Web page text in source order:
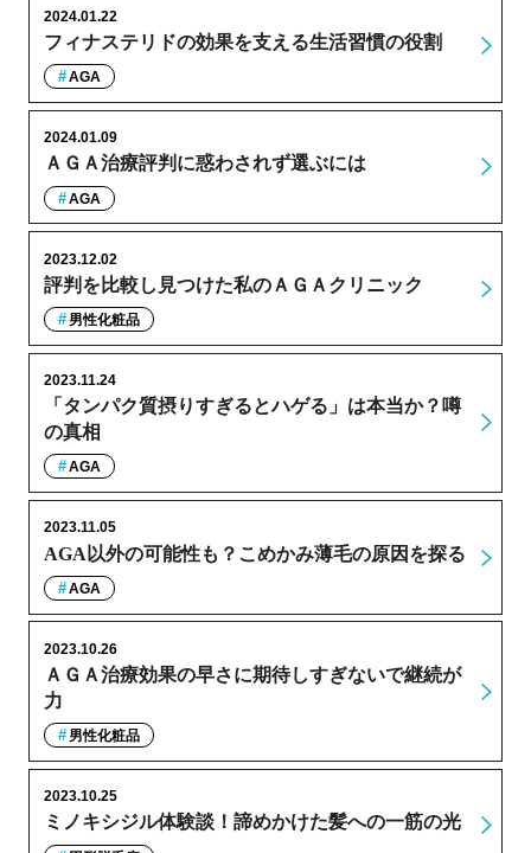
フィナステリドの効果を支える生活習慣の役割
2024.01.22
AGA
ＡＧＡ治療評判に惑わされず選ぶには
2024.01.09
AGA
評判を比較し見つけた私のＡＧＡクリニック
2023.12.02
男性化粧品
「タンパク質摂りすぎるとハゲる」は本当か？噂
の真相
2023.11.24
AGA
AGA以外の可能性も？こめかみ薄毛の原因を探る
2023.11.05
AGA
ＡＧＡ治療効果の早さに期待しすぎないで継続が
力
2023.10.26
男性化粧品
ミノキシジル体験談！諦めかけた髪への一筋の光
2023.10.25